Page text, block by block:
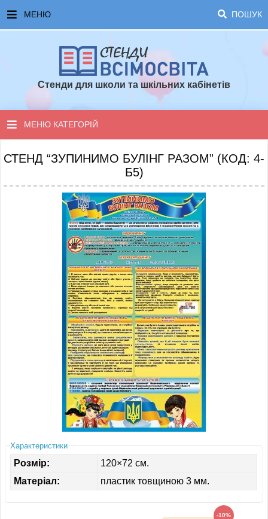
МЕНЮ ПОШУК
ЧАСТІ ЗАПИТАННЯ ТА ВІДПОВІДІ
ТОПОВІ ПРОПОЗИЦІЇ
Стенди для школи та шкільних кабінетів
МЕНЮ КАТЕГОРІЙ
СТЕНДИ ДЛЯ НУШ
СТЕНДИ ДЛЯ ПОЧАТКОВОЇ ШКОЛИ
СТЕНДИ ДЛЯ КАБІНЕТІВ
СТЕНДИ ДЛЯ ШКОЛИ
СТЕНД “ЗУПИНИМО БУЛІНГ РАЗОМ” (КОД: 4-
Б5)
Характеристики
Розмір:
120×72 см.
Матеріал:
пластик товщиною 3 мм.
-10%